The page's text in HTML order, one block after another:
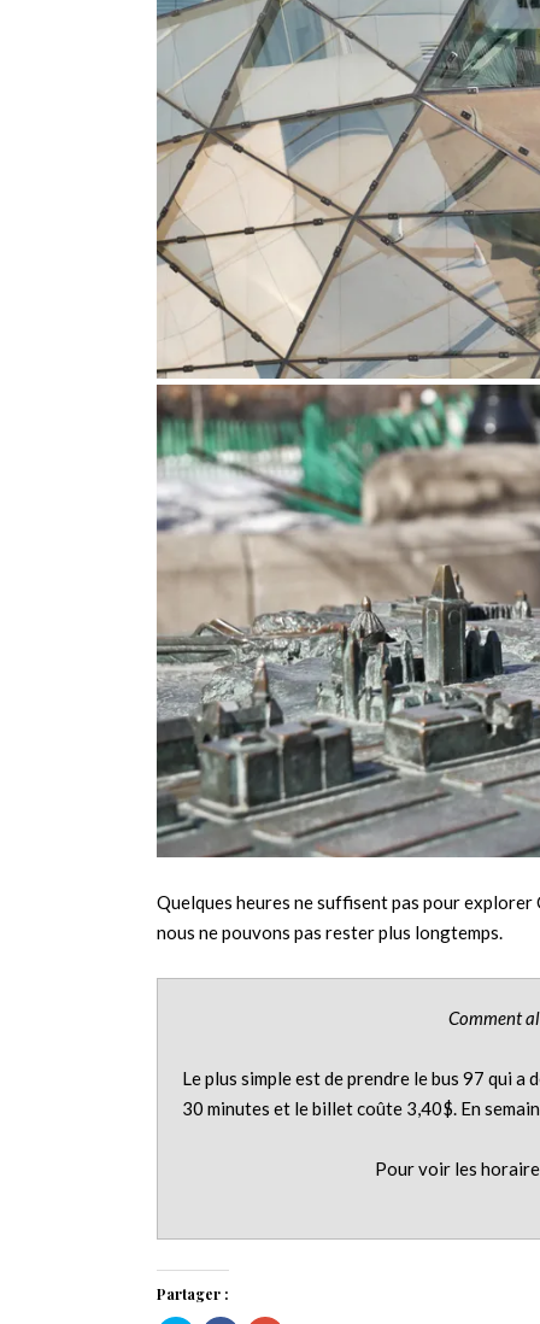
Quelques heures ne suffisent pas pour
nous ne pouvons pas rester plus longtemps.
Comment
Le plus simple est de prendre le bus 97 qui
30 minutes et le billet coûte 3,40$. En
Pour voir les
Partager :